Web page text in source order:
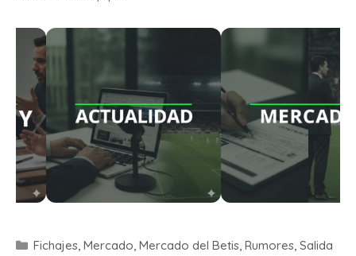
Fichajes Mercado Mercado del Betis Rumores Salida